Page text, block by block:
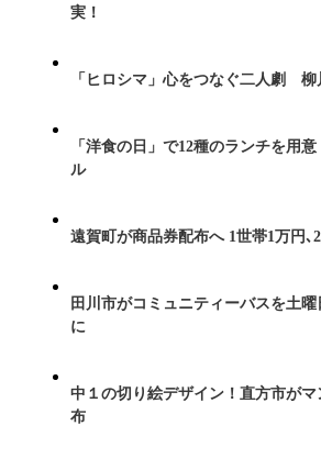
実！
「ヒロシマ」心をつなぐ二人劇 柳
「洋食の日」で12種のランチを用
ル
遠賀町が商品券配布へ 1世帯1万円､
田川市がコミュニティーバスを土
に
中１の切り絵デザイン！直方市が
布